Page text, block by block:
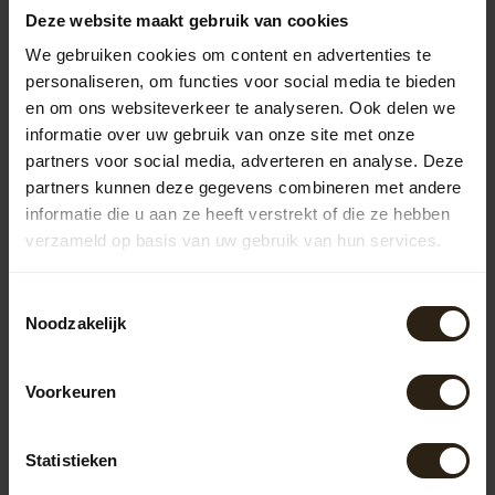
Deze website maakt gebruik van cookies
We gebruiken cookies om content en advertenties te
personaliseren, om functies voor social media te bieden
en om ons websiteverkeer te analyseren. Ook delen we
informatie over uw gebruik van onze site met onze
partners voor social media, adverteren en analyse. Deze
partners kunnen deze gegevens combineren met andere
informatie die u aan ze heeft verstrekt of die ze hebben
verzameld op basis van uw gebruik van hun services.
Noodzakelijk
Voorkeuren
Statistieken
passen goed bij traditionele tuinen, terwijl zinken
varianten een moderne en industriële look hebben.
Kunststof regentonnen zijn lichtgewicht en
onderhoudsvriendelijk, maar missen vaak de charme van
natuurlijke materialen.
Houten regentonnen
De houten regentonnen van Barrel Atelier worden met de
hand vervaardigd uit gerecyclede wijn-, whisky- of
portvaten. Deze unieke regentonnen combineren
duurzaamheid met een robuuste uitstraling, waardoor ze
Zinken regentonnen
van een strakke en moderne tuin. Het zinkmateriaal is
roestbestendig en heeft een lange levensduur. Bovendien
extra dimensie aan je tuin in Oudewater geeft.